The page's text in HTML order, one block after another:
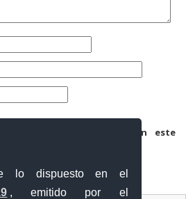
lo dispuesto en el
, emitido por el
electrónico y web en este